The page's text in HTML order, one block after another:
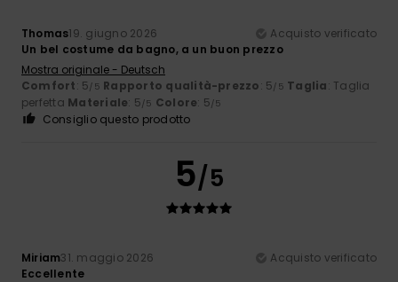
Thomas19. giugno 2026
Acquisto verificato
Un bel costume da bagno, a un buon prezzo
Mostra originale - Deutsch
Comfort: 5/5 Rapporto qualità-prezzo: 5/5 Taglia: Taglia
perfetta Materiale: 5/5 Colore: 5/5
Consiglio questo prodotto
5/5
Miriam31. maggio 2026
Acquisto verificato
Eccellente